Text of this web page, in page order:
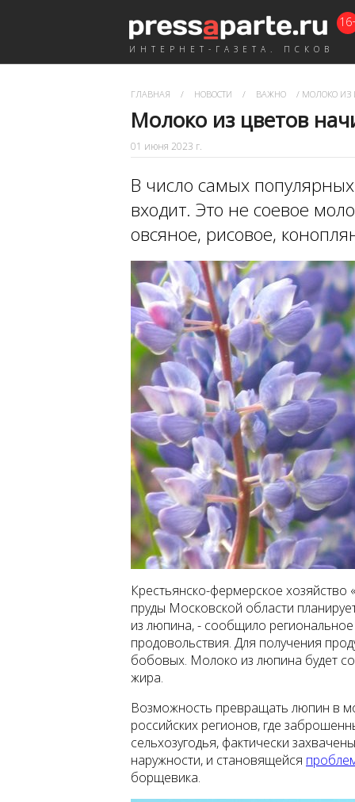
ИНТЕРНЕТ-ГАЗЕТА. ПСКОВ
ГЛАВНАЯ / НОВОСТИ / ВАЖНО / МОЛОКО ИЗ
Молоко из цветов
01 июня 2023 г.
В число самых
входит. Это не соевое
овсяное, рисовое,
Крестьянско-фермерское
пруды Московской области
из люпина, - сообщило
продовольствия. Для получения
бобовых. Молоко из люпина будет
жира.
Возможность превращать люпин в
российских регионов, где
сельхозугодья, фактически
наружности, и становящейся
борщевика.